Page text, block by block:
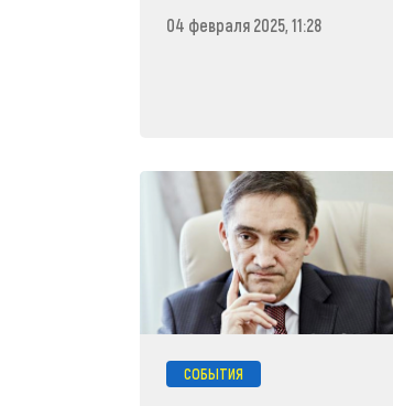
04 февраля 2025, 11:28
СОБЫТИЯ